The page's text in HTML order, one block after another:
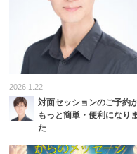
2026.1.22
対面セッションのご予約が
もっと簡単・便利になり
た